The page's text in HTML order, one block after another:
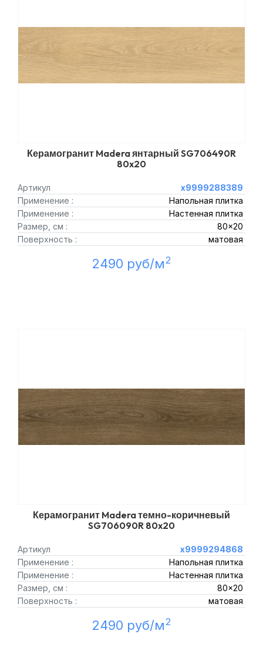
Керамогранит Madera янтарный SG706490R
80x20
Артикул
х9999288389
Применение :
Напольная плитка
Применение :
Настенная плитка
Размер, см :
80x20
Поверхность :
матовая
2490 руб/м2
Керамогранит Madera темно-коричневый
SG706090R 80x20
Артикул
х9999294868
Применение :
Напольная плитка
Применение :
Настенная плитка
Размер, см :
80x20
Поверхность :
матовая
2490 руб/м2